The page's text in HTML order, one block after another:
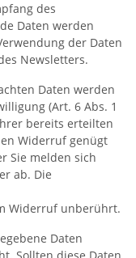
des
Daten werden
der Daten
Newsletters.
Daten werden
(Art. 6 Abs. 1
bereits erteilten
Widerruf genügt
Sie melden sich
ab. Die
Widerruf unberührt.
Daten